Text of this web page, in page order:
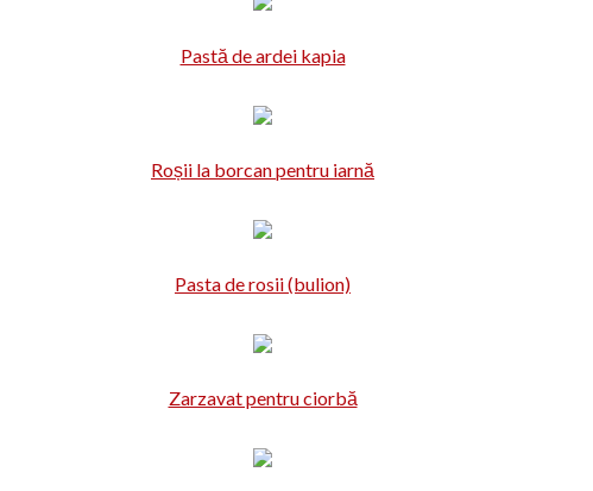
Pastă de ardei kapia
Roșii la borcan pentru iarnă
Pasta de rosii (bulion)
Zarzavat pentru ciorbă